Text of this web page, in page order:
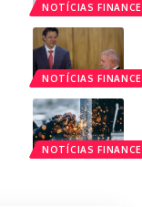
NOTÍCIAS
NOTÍCIAS
NOTÍCIAS